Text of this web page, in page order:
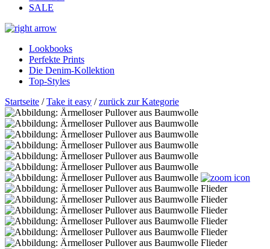
SALE
Lookbooks
Perfekte Prints
Die Denim-Kollektion
Top-Styles
Startseite /Take it easy /zurück zur Kategorie